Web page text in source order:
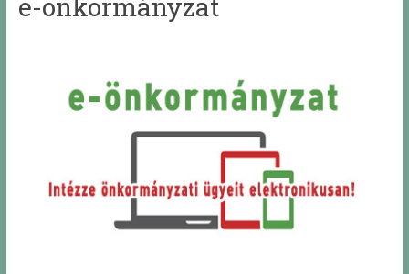
e-önkormányzat